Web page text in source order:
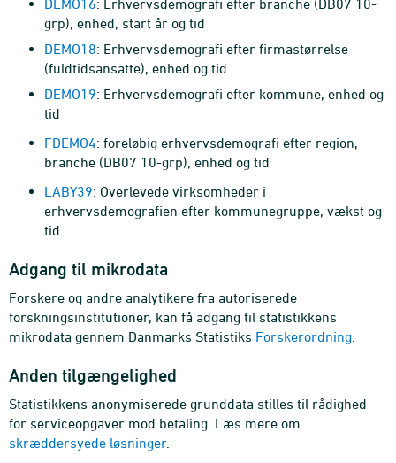
DEMO16: Erhvervsdemografi efter branche (DB07 10-
grp), enhed, start år og tid
DEMO18: Erhvervsdemografi efter firmastørrelse
(fuldtidsansatte), enhed og tid
DEMO19: Erhvervsdemografi efter kommune, enhed og
tid
FDEMO4: foreløbig erhvervsdemografi efter region,
branche (DB07 10-grp), enhed og tid
LABY39: Overlevede virksomheder i
erhvervsdemografien efter kommunegruppe, vækst og
tid
Adgang til mikrodata
Forskere og andre analytikere fra autoriserede
forskningsinstitutioner, kan få adgang til statistikkens
mikrodata gennem Danmarks Statistiks Forskerordning
Anden tilgængelighed
Statistikkens anonymiserede grunddata stilles til rådighed
for serviceopgaver mod betaling. Læs mere om
skræddersyede løsninger.